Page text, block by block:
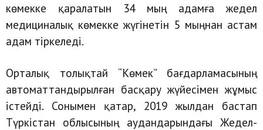
көмекке қаралатын 34 мың адамға жедел
медициналық көмекке жүгінетін 5 мыңнан астам
адам тіркеледі.
Орталық толықтай “Көмек” бағдарламасының
автоматтандырылған басқару жүйесімен жұмыс
істейді. Сонымен қатар, 2019 жылдан бастап
Түркістан облысының аудандарындағы Жедел-